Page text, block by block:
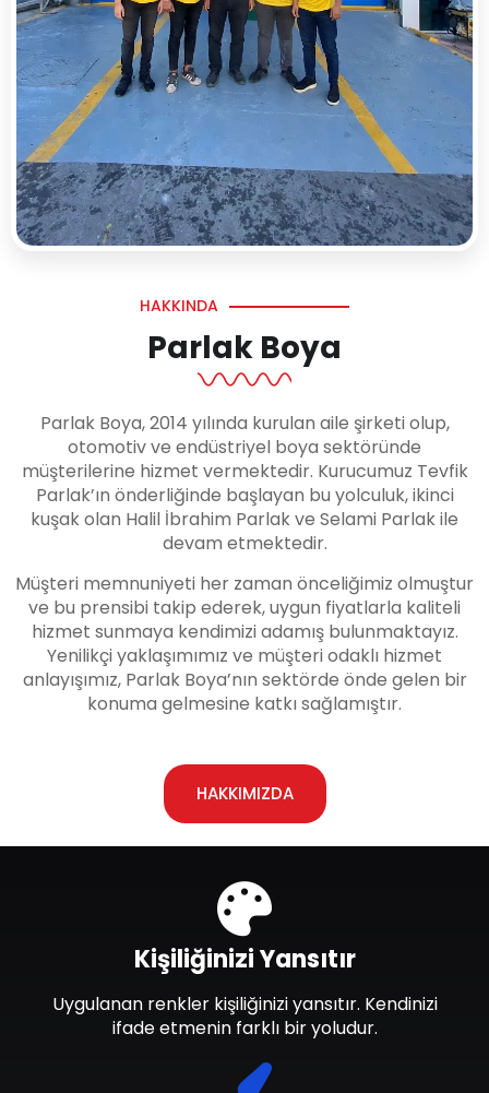
HAKKINDA
Parlak Boya
Parlak Boya, 2014 yılında kurulan aile şirketi olup,
otomotiv ve endüstriyel boya sektöründe
müşterilerine hizmet vermektedir. Kurucumuz Tevfik
Parlak’ın önderliğinde başlayan bu yolculuk, ikinci
kuşak olan Halil İbrahim Parlak ve Selami Parlak ile
devam etmektedir.
Müşteri memnuniyeti her zaman önceliğimiz olmuştur
ve bu prensibi takip ederek, uygun fiyatlarla kaliteli
hizmet sunmaya kendimizi adamış bulunmaktayız.
Yenilikçi yaklaşımımız ve müşteri odaklı hizmet
anlayışımız, Parlak Boya’nın sektörde önde gelen bir
konuma gelmesine katkı sağlamıştır.
HAKKIMIZDA
Kişiliğinizi Yansıtır
Uygulanan renkler kişiliğinizi yansıtır. Kendinizi
ifade etmenin farklı bir yoludur.